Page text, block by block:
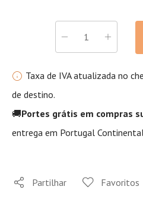
Taxa de IVA atualizada no
de destino.
🚚Portes grátis em compras
entrega em Portugal
Partilhar Favoritos